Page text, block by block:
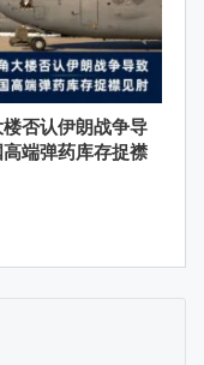
否认伊朗战争导
端弹药库存捉襟